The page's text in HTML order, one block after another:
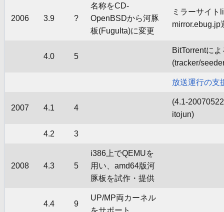
2006 3.9 ?
名称をCD-
OpenBSDから河豚
板(FuguIta)に変更
ミラーサイト
mirror.ebug.jp
4.0 5
BitTorrentに
(tracker/
放送運行の支
2007 4.1 4
(4.1-
itojun)
4.2 3
2008 4.3 5
i386上でQEMUを
用い、amd64版河
豚板を試作・提供
4.4 9
UP/MP両カーネル
をサポート